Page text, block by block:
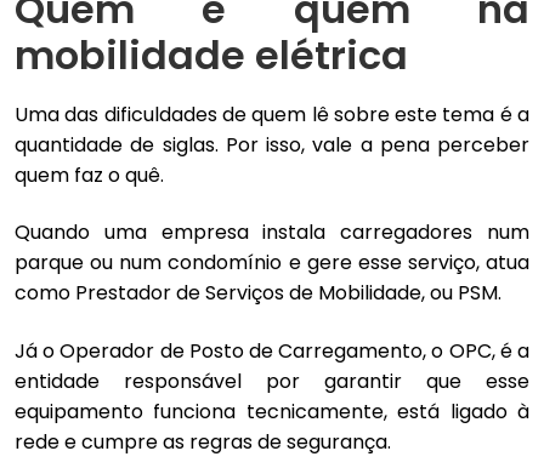
mobilidade elétrica
Uma das dificuldades de quem lê sobre este tema é a
quantidade de siglas. Por isso, vale a pena perceber
quem faz o quê.
Quando uma empresa instala carregadores num
parque ou num condomínio e gere esse serviço, atua
como Prestador de Serviços de Mobilidade, ou PSM.
Já o Operador de Posto de Carregamento, o OPC, é a
entidade responsável por garantir que esse
equipamento funciona tecnicamente, está ligado à
rede e cumpre as regras de segurança.